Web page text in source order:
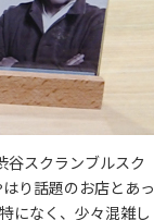
谷スクランブルスク
り話題のお店とあっ
になく、少々混雑し